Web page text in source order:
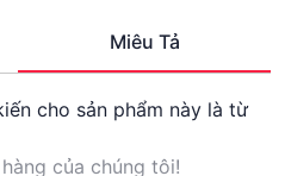
Miêu Tả
cho sản phẩm này là từ
của chúng tôi!